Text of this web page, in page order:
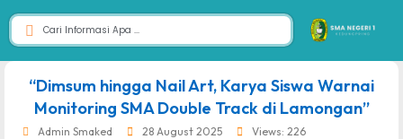
“Dimsum hingga Nail Art, Karya Siswa Warnai
Monitoring SMA Double Track di Lamongan”
Admin Smaked 28 August 2025 Views: 226